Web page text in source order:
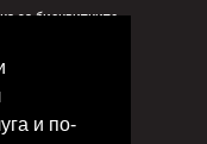
и по-
за бисквитките